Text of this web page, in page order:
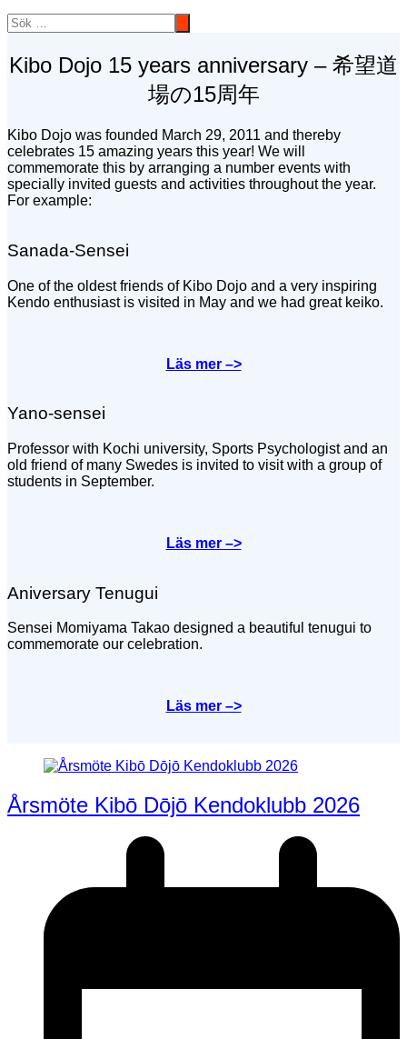
Kibo Dojo 15 years anniversary – 希望道
場の15周年
Kibo Dojo was founded March 29, 2011 and thereby
celebrates 15 amazing years this year! We will
commemorate this by arranging a number events with
specially invited guests and activities throughout the year.
For example:
Sanada-Sensei
One of the oldest friends of Kibo Dojo and a very inspiring
Kendo enthusiast is visited in May and we had great keiko.
Läs mer –>
Yano-sensei
Professor with Kochi university, Sports Psychologist and an
old friend of many Swedes is invited to visit with a group of
students in September.
Läs mer –>
Aniversary Tenugui
Sensei Momiyama Takao designed a beautiful tenugui to
commemorate our celebration.
Läs mer –>
Årsmöte Kibō Dōjō Kendoklubb 2026